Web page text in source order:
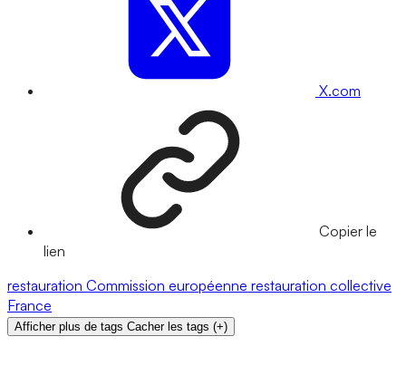
X.com
Copier le
lien
restauration Commission européenne restauration collective
France
Afficher plus de tags Cacher les tags (+)